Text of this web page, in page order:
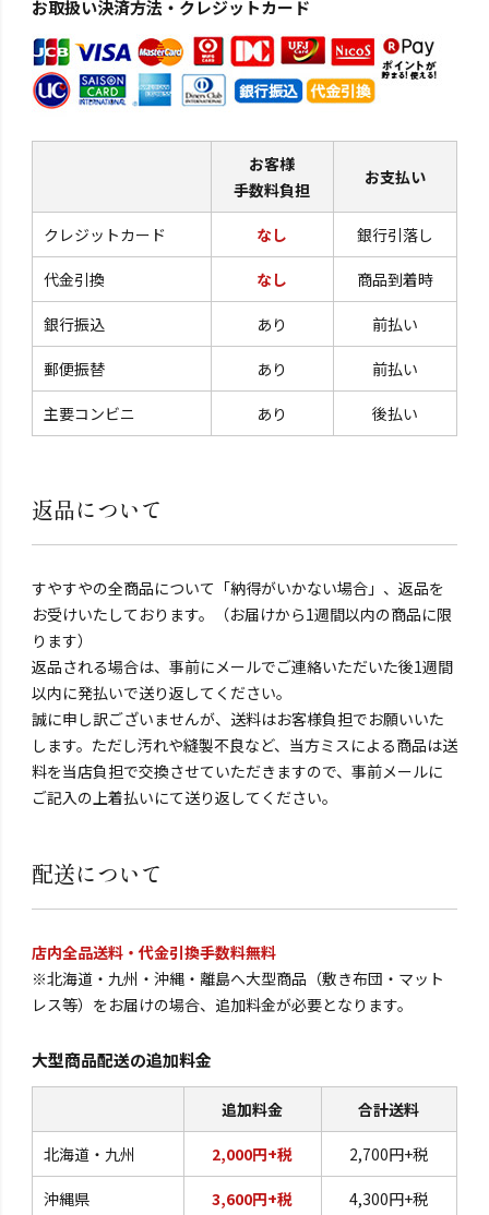
お取扱い決済方法・クレジットカード
お客様
手数料負担
お支払い
クレジットカード なし 銀行引落し
代金引換 なし 商品到着時
銀行振込 あり 前払い
郵便振替 あり 前払い
主要コンビニ あり 後払い
返品について
すやすやの全商品について「納得がいかない場合」、返品を
お受けいたしております。（お届けから1週間以内の商品に限
ります）
返品される場合は、事前にメールでご連絡いただいた後1週間
以内に発払いで送り返してください。
誠に申し訳ございませんが、送料はお客様負担でお願いいた
します。ただし汚れや縫製不良など、当方ミスによる商品は送
料を当店負担で交換させていただきますので、事前メールに
ご記入の上着払いにて送り返してください。
配送について
店内全品送料・代金引換手数料無料
※北海道・九州・沖縄・離島へ大型商品（敷き布団・マット
レス等）をお届けの場合、追加料金が必要となります。
大型商品配送の追加料金
追加料金 合計送料
北海道・九州 2,000円+税 2,700円+税
沖縄県 3,600円+税 4,300円+税